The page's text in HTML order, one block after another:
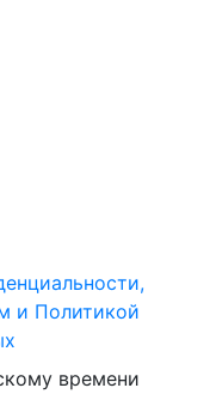
и Политикой
времени